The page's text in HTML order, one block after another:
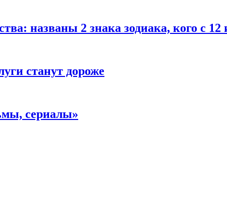
названы 2 знака зодиака, кого с
станут дороже
сериалы»